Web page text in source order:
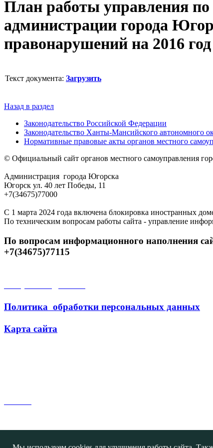
План работы управления
администрации города
правонарушений на 2016 год
Текст документа: Загрузить
Назад в раздел
Законодательство Российской Федерации
Законодательство Ханты-Мансийского автономного
Нормативные правовые акты органов местного
© Официальный сайт органов местного самоуправления
Администрация города Югорска
Югорск ул. 40 лет Победы, 11
+7(34675)77000
С 1 марта 2024 года включена блокировка иностранных
По техническим вопросам работы сайта - управление
По вопросам информационного наполнения
+7(34675)77115
Политика обработки персональных данных
Карта сайта